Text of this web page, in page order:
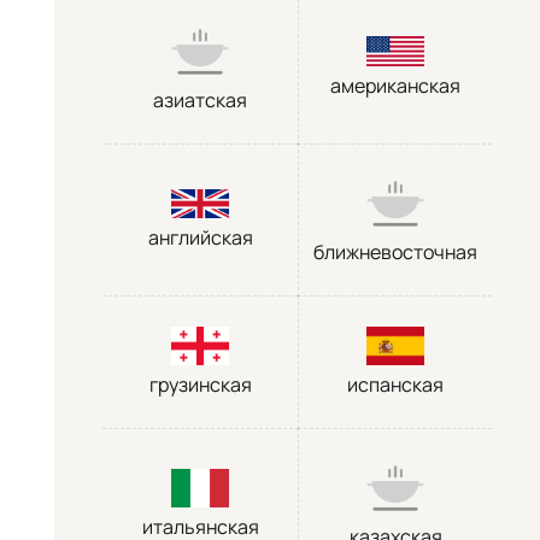
азиатская
американская
английская
ближневосточная
грузинская испанская
итальянская